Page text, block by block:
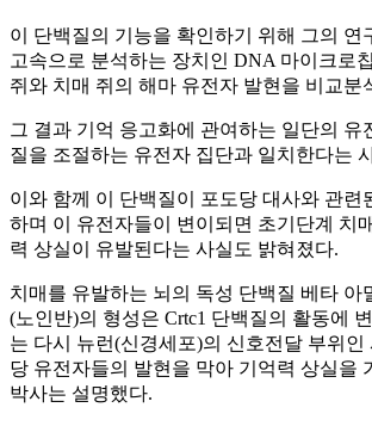
이 단백질의 기능을 확인하기 위해 그의 연
고속으로 분석하는 장치인 DNA 마이크로
쥐와 치매 쥐의 해마 유전자 발현을 비교분
그 결과 기억 응고화에 관여하는 일단의 유
질을 조절하는 유전자 집단과 일치한다는
이와 함께 이 단백질이 포도당 대사와 관련
하며 이 유전자들이 변이되면 초기단계 치
력 상실이 유발된다는 사실도 밝혀졌다.
치매를 유발하는 뇌의 독성 단백질 베타 아
(노인반)의 형성은 Crtc1 단백질의 활동에
는 다시 뉴런(신경세포)의 신호전달 부위인
당 유전자들의 발현을 막아 기억력 상실을
박사는 설명했다.